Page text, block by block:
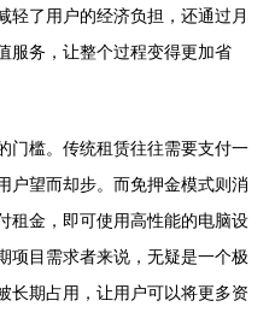
轻了用户的经济负担，还通过月
服务，让整个过程变得更加省
门槛。传统租赁往往需要支付一
户望而却步。而免押金模式则消
租金，即可使用高性能的电脑设
项目需求者来说，无疑是一个极
长期占用，让用户可以将更多资